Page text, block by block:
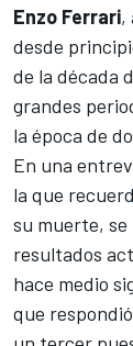
Enzo Ferrari,
desde
de la década
grandes
la época de
En una
la que
su muerte, se
resultados
hace medio
que